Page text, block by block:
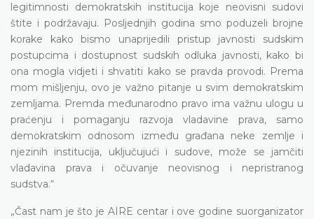
legitimnosti demokratskih institucija koje neovisni sudovi
štite i podržavaju. Posljednjih godina smo poduzeli brojne
korake kako bismo unaprijedili pristup javnosti sudskim
postupcima i dostupnost sudskih odluka javnosti, kako bi
ona mogla vidjeti i shvatiti kako se pravda provodi. Prema
mom mišljenju, ovo je važno pitanje u svim demokratskim
zemljama. Premda međunarodno pravo ima važnu ulogu u
praćenju i pomaganju razvoja vladavine prava, samo
demokratskim odnosom između građana neke zemlje i
njezinih institucija, uključujući i sudove, može se jamčiti
vladavina prava i očuvanje neovisnog i nepristranog
sudstva.“
„Čast nam je što je AIRE centar i ove godine suorganizator